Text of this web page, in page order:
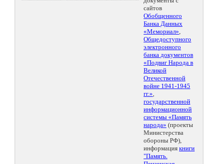
сайтов
Обобщенного
Банка Данных
«Мемориал»,
Общедоступного
электронного
банка документов
«Подвиг Народа в
Великой
Отечественной
войне 1941-1945
гг.»,
государственной
информационной
системы «Память
народа» (проекты
Министерства
обороны РФ),
информация книги
"Память.